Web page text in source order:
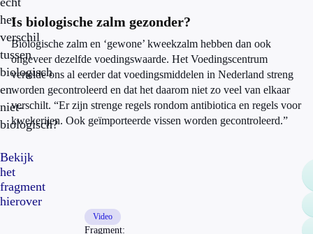
het
verschil
tussen
biologisch
en
niet-
biologisch?
Is biologische zalm gezonder?
Biologische zalm en ‘gewone’ kweekzalm hebben dan ook
ongeveer dezelfde voedingswaarde. Het Voedingscentrum
vertelde ons al eerder dat voedingsmiddelen in Nederland streng
worden gecontroleerd en dat het daarom niet zo veel van elkaar
verschilt. “Er zijn strenge regels rondom antibiotica en regels voor
kwekerijen. Ook geïmporteerde vissen worden gecontroleerd.”
Bekijk
het
fragment
hierover
Video
Fragment: